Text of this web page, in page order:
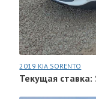
2019 KIA SORENTO
Текущая ставка: